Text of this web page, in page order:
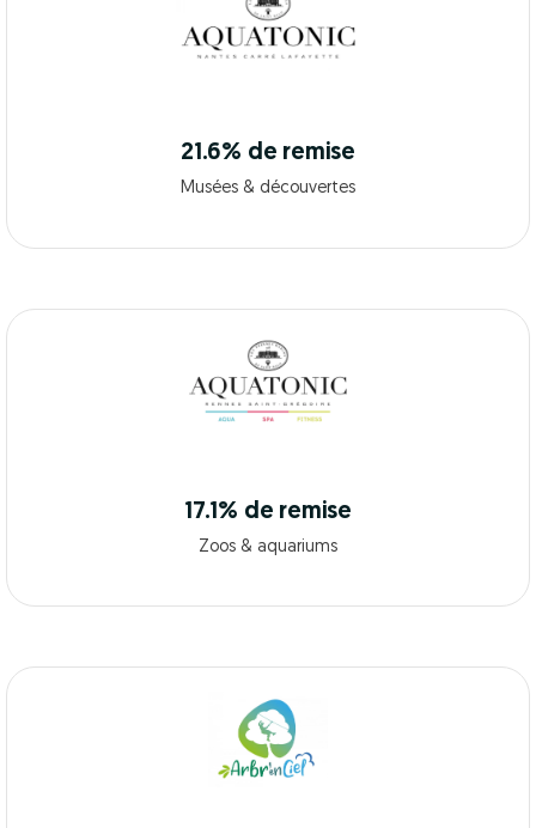
21.6% de remise
Musées & découvertes
17.1% de remise
Zoos & aquariums